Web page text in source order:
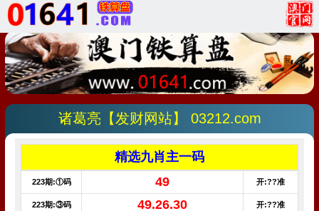
诸葛亮【发财网站】 03212.com